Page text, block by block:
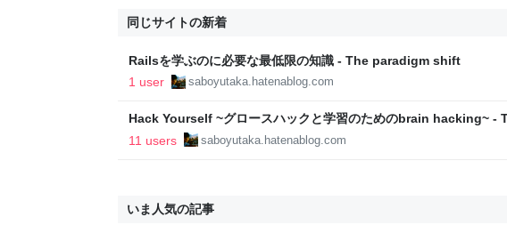
同じサイトの新着
Railsを学ぶのに必要な最低限の知識 - The paradigm shift
1 user
saboyutaka.hatenablog.com
Hack Yourself ~グロースハックと学習のためのbrain hacking~ -
paradigm shift
11 users saboyutaka.hatenablog.com
いま人気の記事